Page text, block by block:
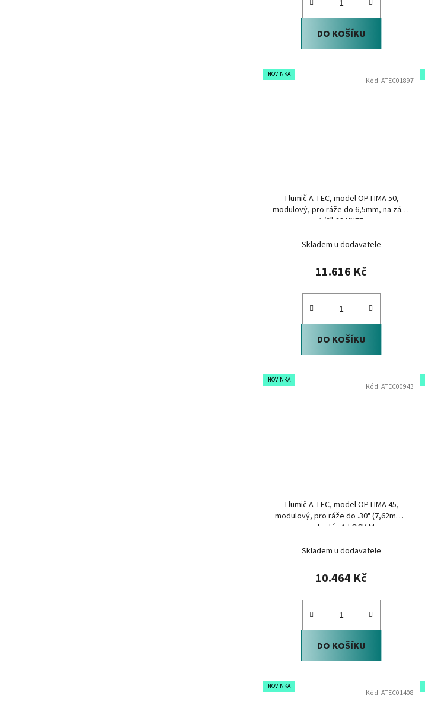
DO KOŠÍKU
NOVINKA
Tlumič A-TEC, model OPTIMA 50,
modulový, pro ráže do 6,5mm, na závit
1/2"-28 UNEF
Skladem u dodavatele
11.616 Kč
DO KOŠÍKU
Kód:ATEC01897
NOVINKA
Tlumič A-TEC, model OPTIMA 45,
modulový, pro ráže do .30" (7,62mm),
na adaptér A-LOCK Mini
Skladem u dodavatele
10.464 Kč
DO KOŠÍKU
Kód:ATEC00943
NOVINKA
Kód:ATEC01408